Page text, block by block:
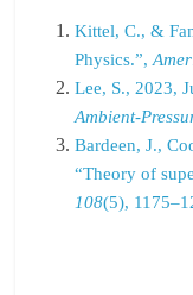
Kittel, C., &
Physics.”,
Lee, S., 2023,
Ambient-
Bardeen, J.,
“Theory of
108(5),